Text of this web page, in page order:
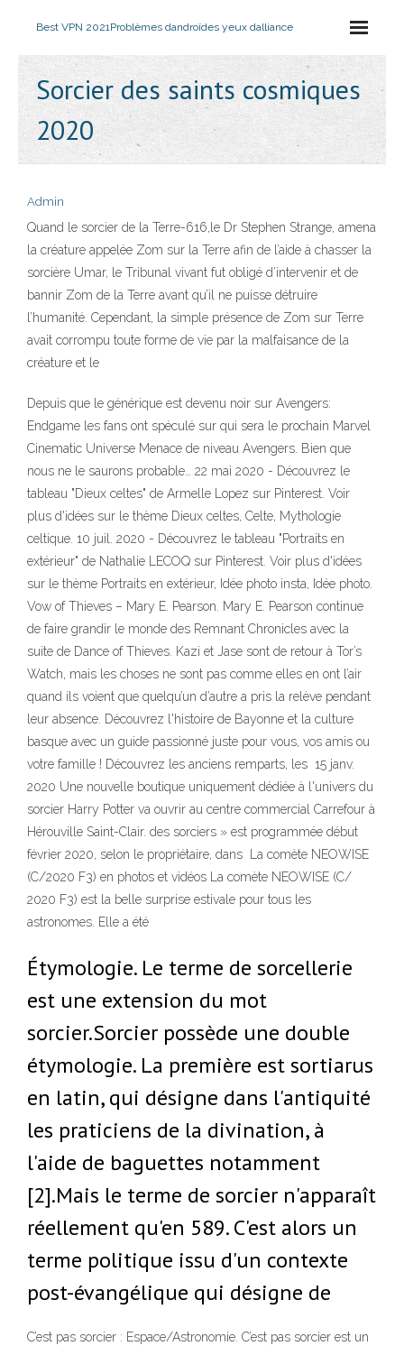
Best VPN 2021Problèmes dandroïdes yeux dalliance
Sorcier des saints cosmiques
2020
Admin
Quand le sorcier de la Terre-616,le Dr Stephen Strange, amena
la créature appelée Zom sur la Terre afin de l’aide à chasser la
sorcière Umar, le Tribunal vivant fut obligé d’intervenir et de
bannir Zom de la Terre avant qu’il ne puisse détruire
l’humanité. Cependant, la simple présence de Zom sur Terre
avait corrompu toute forme de vie par la malfaisance de la
créature et le
Depuis que le générique est devenu noir sur Avengers:
Endgame les fans ont spéculé sur qui sera le prochain Marvel
Cinematic Universe Menace de niveau Avengers. Bien que
nous ne le saurons probable… 22 mai 2020 - Découvrez le
tableau "Dieux celtes" de Armelle Lopez sur Pinterest. Voir
plus d'idées sur le thème Dieux celtes, Celte, Mythologie
celtique. 10 juil. 2020 - Découvrez le tableau "Portraits en
extérieur" de Nathalie LECOQ sur Pinterest. Voir plus d'idées
sur le thème Portraits en extérieur, Idée photo insta, Idée photo.
Vow of Thieves – Mary E. Pearson. Mary E. Pearson continue
de faire grandir le monde des Remnant Chronicles avec la
suite de Dance of Thieves. Kazi et Jase sont de retour à Tor’s
Watch, mais les choses ne sont pas comme elles en ont l’air
quand ils voient que quelqu’un d’autre a pris la relève pendant
leur absence. Découvrez l'histoire de Bayonne et la culture
basque avec un guide passionné juste pour vous, vos amis ou
votre famille ! Découvrez les anciens remparts, les 15 janv.
2020 Une nouvelle boutique uniquement dédiée à l'univers du
sorcier Harry Potter va ouvrir au centre commercial Carrefour à
Hérouville Saint-Clair. des sorciers » est programmée début
février 2020, selon le propriétaire, dans La comète NEOWISE
(C/2020 F3) en photos et vidéos La comète NEOWISE (C/
2020 F3) est la belle surprise estivale pour tous les
astronomes. Elle a été
Étymologie. Le terme de sorcellerie
est une extension du mot
sorcier.Sorcier possède une double
étymologie. La première est sortiarus
en latin, qui désigne dans l'antiquité
les praticiens de la divination, à
l'aide de baguettes notamment
[2].Mais le terme de sorcier n'apparaît
réellement qu'en 589. C'est alors un
terme politique issu d'un contexte
post-évangélique qui désigne de
C’est pas sorcier : Espace/Astronomie. C’est pas sorcier est un